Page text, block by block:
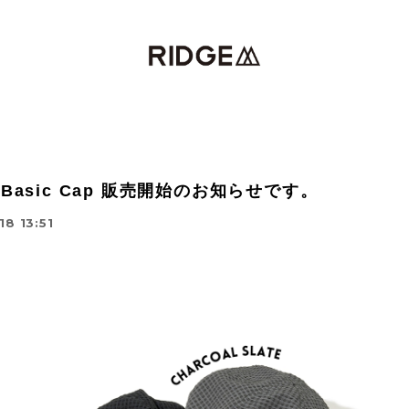
Cap 販売開始のお知らせです。
13:51